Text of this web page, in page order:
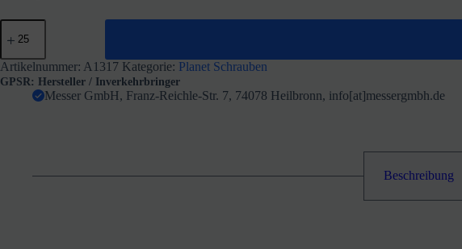
Planetschraube
M12x60
m.M.
Menge
Artikelnummer: A1317 Kategorie: Planet Schrauben
GPSR: Hersteller / Inverkehrbringer
Messer GmbH, Franz-Reichle-Str. 7, 74078 Heilbronn, info[at]messergmbh.de
Beschreibung